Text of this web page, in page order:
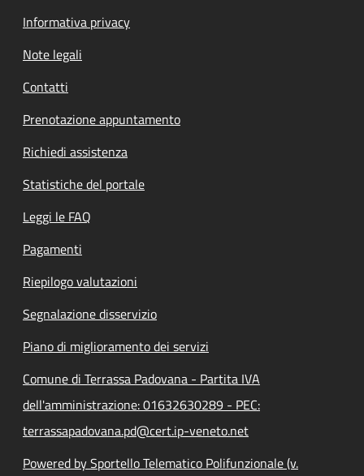
Informativa privacy
Note legali
Contatti
Prenotazione appuntamento
Richiedi assistenza
Statistiche del portale
Leggi le FAQ
Pagamenti
Riepilogo valutazioni
Segnalazione disservizio
Piano di miglioramento dei servizi
Comune di Terrassa Padovana - Partita IVA
dell'amministrazione: 01632630289 - PEC:
terrassapadovana.pd@cert.ip-veneto.net
Powered by Sportello Telematico Polifunzionale (v.